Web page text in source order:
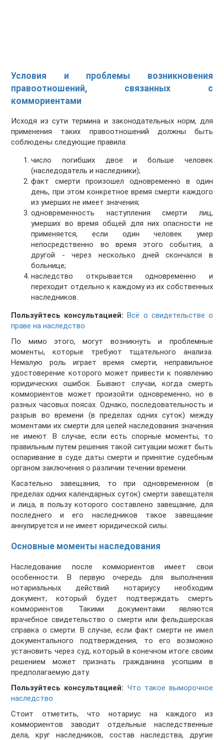
Условия и проблемы возникновения
правоотношений, связанных с
коммориентами
Исходя из сути термина и законодательных норм, для
применения таких правоотношений должны быть
соблюдены следующие правила:
число погибших двое и больше человек
(наследодатель и наследники);
факт смерти произошел одновременно в один
день, при этом конкретное время смерти каждого
из умерших не имеет значения;
одновременность наступления смерти лиц,
умерших во время общей для них опасности не
применяется, если один человек умер
непосредственно во время этого события, а
другой - через несколько дней скончался в
больнице;
наследство открывается одновременно и
переходит отдельно к каждому из их собственных
наследников.
Пользуйтесь консультацией: Всё о свидетельстве о
праве на наследство
По мимо этого, могут возникнуть и проблемные
моменты, которые требуют тщательного анализа.
Немалую роль играет время смерти, неправильное
удостоверение которого может привести к появлению
юридических ошибок. Бывают случаи, когда смерть
коммориентов может произойти одновременно, но в
разных часовых поясах. Однако, последовательность и
разрыв во времени (в пределах одних суток) между
моментами их смерти для целей наследования значения
не имеют. В случае, если есть спорные моменты, то
правильным путем решения такой ситуации может быть
оспаривание в суде даты смерти и принятие судебным
органом заключения о различии течении времени.
Касательно завещания, то при одновременном (в
пределах одних календарных суток) смерти завещателя
и лица, в пользу которого составлено завещание, для
последнего и его наследников такое завещание
аннулируется и не имеет юридической силы.
Основные моменты наследования
Наследование после коммориентов имеет свои
особенности. В первую очередь для выполнения
нотариальных действий нотариусу необходим
документ, который будет подтверждать смерть
коммориентов. Такими документами являются
врачебное свидетельство о смерти или фельдшерская
справка о смерти. В случае, если факт смерти не имел
документального подтверждения, то его возможно
установить через суд, который в конечном итоге своим
решением может признать гражданина усопшим в
предполагаемую дату.
Пользуйтесь консультацией: Что такое выморочное
наследство
Стоит отметить, что нотариус на каждого из
коммориентов заводит отдельные наследственные
дела, круг наследников, состав наследства, другие